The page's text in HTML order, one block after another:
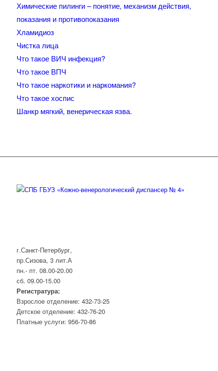
Химические пилинги – понятие, механизм действия,
показания и противопоказания
Хламидиоз
Чистка лица
Что такое ВИЧ инфекция?
Что такое ВПЧ
Что такое наркотики и наркомания?
Что такое хоспис
Шанкр мягкий, венерическая язва.
г.Санкт-Петербург,
пр.Сизова, 3 лит.А
пн.- пт. 08.00-20.00
сб. 09.00-15.00
Регистратура:
Взрослое отделение: 432-73-25
Детское отделение: 432-76-20
Платные услуги: 956-70-86